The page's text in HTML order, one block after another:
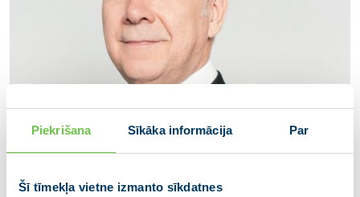
Piekrišana Sīkāka informācija Par
Šī tīmekļa vietne izmanto sīkdatnes